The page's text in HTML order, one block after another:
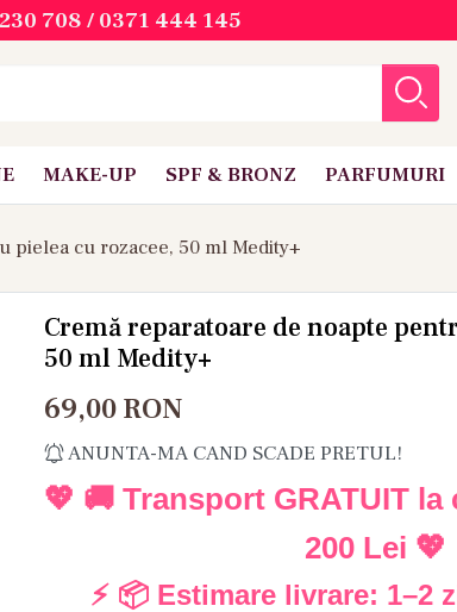
708 / 0371 444 145
MAKE-UP SPF & BRONZ PARFUMURI
pielea cu rozacee, 50 ml Medity+
Cremă reparatoare de noapte
50 ml Medity+
69,00RON
ANUNTA-MA CAND SCADE PRETUL!
💖 🚚 Transport GRATUIT
200 Lei 💖
⚡ 📦 Estimare livrare: 1–2